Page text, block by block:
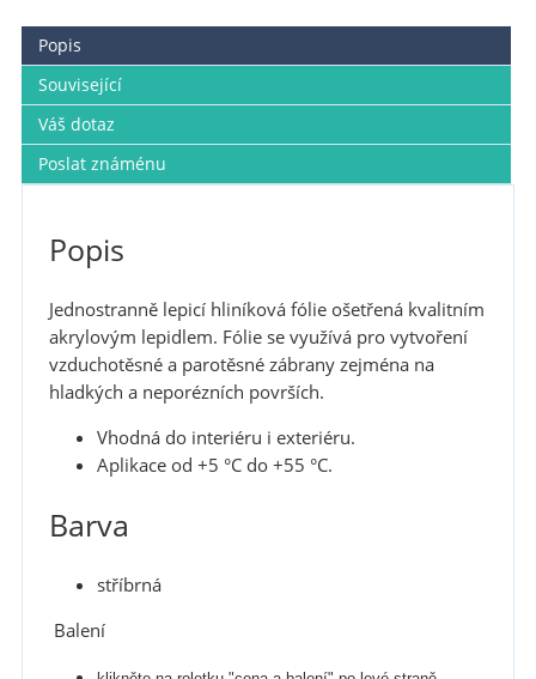
Popis
Související
Váš dotaz
Poslat známénu
Popis
Jednostranně lepicí hliníková fólie ošetřená kvalitním
akrylovým lepidlem. Fólie se využívá pro vytvoření
vzduchotěsné a parotěsné zábrany zejména na
hladkých a neporézních površích.
Vhodná do interiéru i exteriéru.
Aplikace od +5 °C do +55 °C.
Barva
stříbrná
Balení